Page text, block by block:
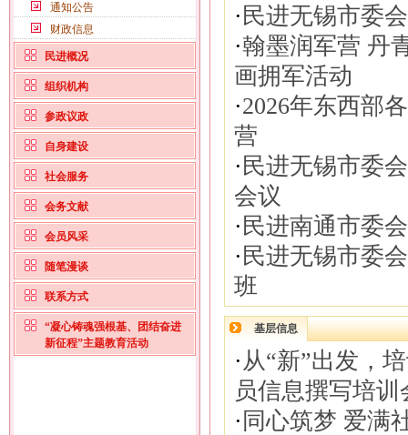
通知公告
财政信息
民进概况
组织机构
参政议政
自身建设
社会服务
会务文献
会员风采
随笔漫谈
联系方式
“凝心铸魂强根基、团结奋进
新征程”主题教育活动
· 民进无锡市委
·翰墨润军营 丹
画拥军活动
·2026年东西部
营
· 民进无锡市委
会议
· 民进南通市委
· 民进无锡市委
班
基层信息
·从“新”出发，
员信息撰写培训
· 同心筑梦 爱满